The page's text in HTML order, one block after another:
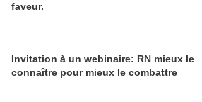
faveur.
Invitation à un webinaire: RN mieux le
connaître pour mieux le combattre